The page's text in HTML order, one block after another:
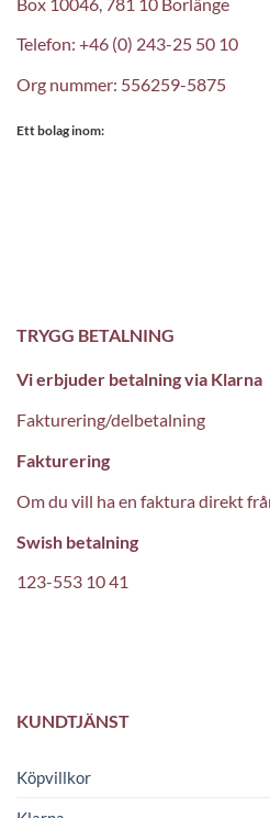
Telefon: +46 (0) 243-25 50 10
Org nummer: 556259-5875
Ett bolag inom:
TRYGG BETALNING
Vi erbjuder betalning via Klarna
Fakturering/delbetalning
Fakturering
Om du vill ha en faktura direkt
Swish betalning
123-553 10 41
KUNDTJÄNST
Köpvillkor